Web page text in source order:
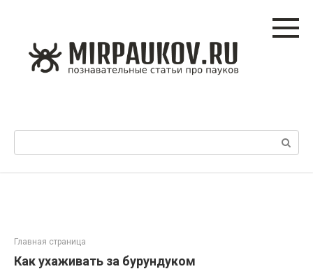
Главная страница
Как ухаживать за бурундуком